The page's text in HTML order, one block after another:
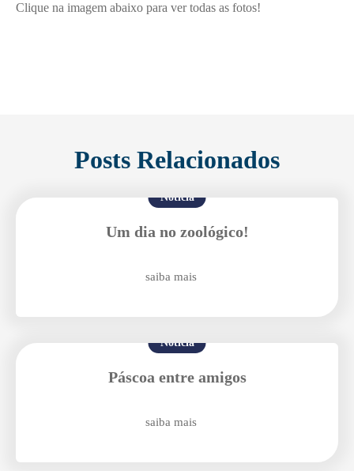
Clique na imagem abaixo para ver todas as fotos!
Posts Relacionados
Notícia
Um dia no zoológico!
saiba mais
Notícia
Páscoa entre amigos
saiba mais